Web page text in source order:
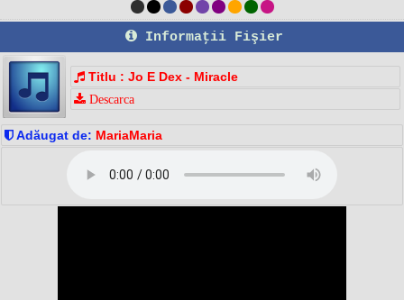
Informaţii Fişier
Titlu : Jo E Dex - Miracle
Descarca
Adăugat de: MariaMaria